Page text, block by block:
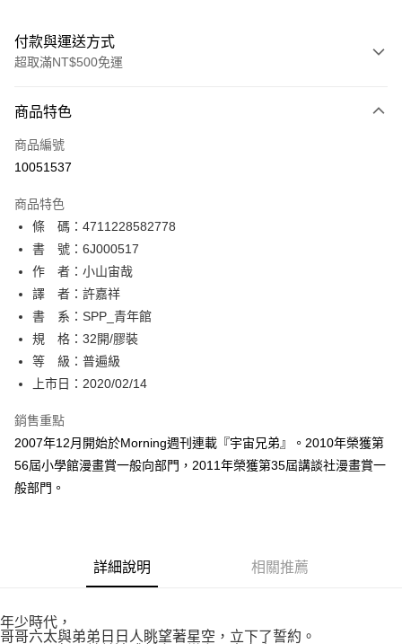
付款與運送方式
超取滿NT$500免運
信用卡一次付款
超商取貨付款
相關說明
【關於「AFTEE先享後付」】
AFTEE先享後付是「在收到商品之後才付款」的支付方式。 讓您購物簡單
便利好安心！
１．簡單：不需註冊會員、不需綁卡、不需儲值。
２．便利：只要手機號碼，簡訊認證，即可結帳。
３．安心：先確認商品／服務後，再付款。
【「AFTEE先享後付」結帳流程】
１．於結帳方式選擇「AFTEE先享後付」後，將跳轉至「AFTEE先享後付」
結帳頁面，進行簡訊認證並確認金額後，即可完成結帳。
２．訂單成立數日內，您將收到繳費通知簡訊。
ATM／網路銀行／等多元方式進行付款，方視為交易完成。
※ 請注意：結帳手續完成當下不需立刻繳費，但若您需要取消訂單，請聯絡
購買商品的店家。未經商家同意取消之訂單仍視為有效，需透過AFTEE先享
後付繳納相關費用。
※ 交易是否成功請以「AFTEE先享後付 」之結帳頁面顯示為準，若有關於
１．透過由恩沛科技股份有限公司提供之「AFTEE先享後付」服務完成之交
易，需依本服務之必要範圍內提供個人資料，並將交易相關給付款項請求債
２．關於個人資料處理事宜，請瀏覽以下網址：
https://aftee.tw/terms/#terms3
ATM付款
運送方式
全家取貨付款
每筆NT$80，滿NT$500(含以上)免運費
付款後全家取貨
每筆NT$80，滿NT$500(含以上)免運費
付款後萊爾富取貨
每筆NT$80，滿NT$500(含以上)免運費
每筆NT$80，滿NT$500(含以上)免運費
商品特色
商品編號
10051537
商品特色
條 碼：4711228582778
書 號：6J000517
作 者：小山宙哉
譯 者：許嘉祥
書 系：SPP_青年館
規 格：32開/膠裝
等 級：普遍級
上市日：2020/02/14
銷售重點
2007年12月開始於Morning週刊連載『宇宙兄弟』。2010年榮獲第
56屆小學館漫畫賞一般向部門，2011年榮獲第35屆講談社漫畫賞一
般部門。
詳細說明 相關推薦
年少時代，
哥哥六太與弟弟日日人眺望著星空，立下了誓約。